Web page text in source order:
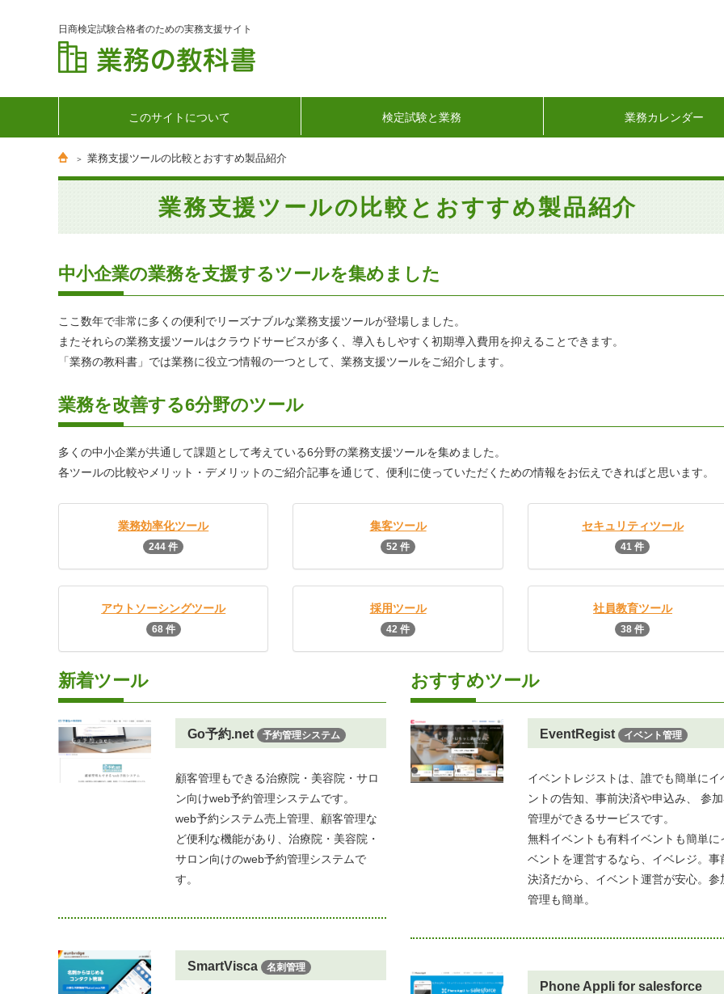
日商検定試験合格者のための実務支援サイト
このサイトについて 検定試験と業務 業務カレンダー
業務支援ツールの比較とおすすめ製品紹介
業務支援ツールの比較とおすすめ製品紹介
中小企業の業務を支援するツールを集めました
ここ数年で非常に多くの便利でリーズナブルな業務支援ツールが登場しました。
またそれらの業務支援ツールはクラウドサービスが多く、導入もしやすく初期導入費用を抑えることできます。
「業務の教科書」では業務に役立つ情報の一つとして、業務支援ツールをご紹介します。
業務を改善する6分野のツール
多くの中小企業が共通して課題として考えている6分野の業務支援ツールを集めました。
各ツールの比較やメリット・デメリットのご紹介記事を通じて、便利に使っていただくための情報をお伝えできればと思います。
業務効率化ツール
244 件
集客ツール
52 件
セキュリティツール
41 件
アウトソーシングツール
68 件
採用ツール
42 件
社員教育ツール
38 件
新着ツール
Go予約.net 予約管理システム
顧客管理もできる治療院・美容院・サロ
ン向けweb予約管理システムです。
web予約システム売上管理、顧客管理な
ど便利な機能があり、治療院・美容院・
サロン向けのweb予約管理システムで
す。
SmartVisca 名刺管理
おすすめツール
EventRegist イベント管理
イベントレジストは、誰でも簡単にイ
ントの告知、事前決済や申込み、 参
管理ができるサービスです。
無料イベントも有料イベントも簡単に
ベントを運営するなら、イベレジ。事
決済だから、イベント運営が安心。参
管理も簡単。
Phone Appli for salesforce